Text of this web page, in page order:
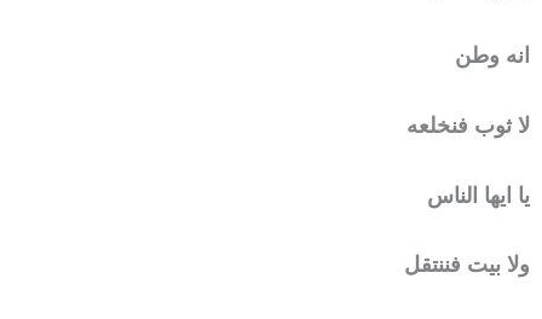
انه وطن
لا ثوب فنخلعه
يا ايها الناس
ولا بيت فننتقل